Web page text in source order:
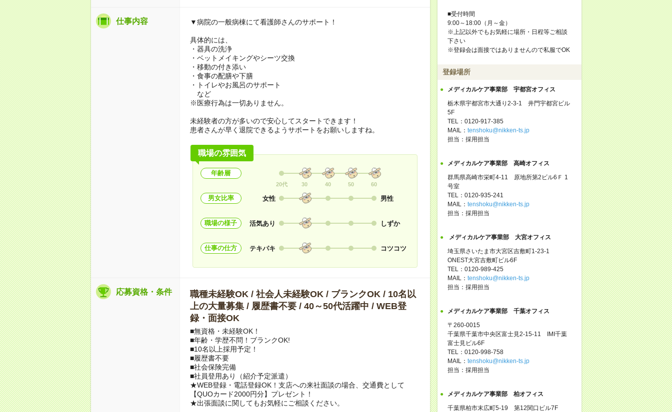
仕事内容 ▼病院の一般病棟にて看護師さんのサポート！
具体的には、
・器具の洗浄
・ベットメイキングやシーツ交換
・移動の付き添い
・食事の配膳や下膳
・トイレやお風呂のサポート
など
※医療行為は一切ありません。
未経験者の方が多いので安心してスタートできます！
患者さんが早く退院できるようサポートをお願いしますね。
職場の雰囲気
年齢層
20代 30 40 50 60
男女比率 女性 男性
職場の様子 活気あり しずか
仕事の仕方 テキパキ コツコツ
応募資格・条件
職種未経験OK / 社会人未経験OK / ブランクOK / 10名以
上の大量募集 / 履歴書不要 / 40～50代活躍中 / WEB登
録・面接OK
■無資格・未経験OK！
■年齢・学歴不問！ブランクOK!
■10名以上採用予定！
■履歴書不要
■社会保険完備
■社員登用あり（紹介予定派遣）
★WEB登録・電話登録OK！支店への来社面談の場合、交通費として
【QUOカード2000円分】プレゼント！
★出張面談に関してもお気軽にご相談ください。
■受付時間
9:00～18:00（月～金）
※上記以外でもお気軽に場所・日程等ご相談
下さい
※登録会は面接ではありませんので私服でOK
登録場所
メディカルケア事業部 宇都宮オフィス
栃木県宇都宮市大通り2-3-1 井門宇都宮ビル
5F
TEL：0120-917-385
MAIL： tenshoku@nikken-ts.jp
担当：採用担当
メディカルケア事業部 高崎オフィス
群馬県高崎市栄町4-11 原地所第2ビル6Ｆ 1
号室
TEL：0120-935-241
MAIL： tenshoku@nikken-ts.jp
担当：採用担当
メディカルケア事業部 大宮オフィス
埼玉県さいたま市大宮区吉敷町1-23-1
ONEST大宮吉敷町ビル6F
TEL：0120-989-425
MAIL： tenshoku@nikken-ts.jp
担当：採用担当
メディカルケア事業部 千葉オフィス
〒260-0015
千葉県千葉市中央区富士見2-15-11 IMI千葉
富士見ビル6F
TEL：0120-998-758
MAIL： tenshoku@nikken-ts.jp
担当：採用担当
メディカルケア事業部 柏オフィス
千葉県柏市末広町5-19 第12関口ビル7F